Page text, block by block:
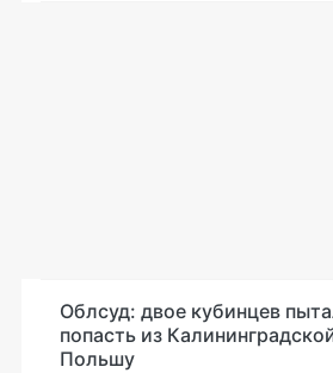
Облсуд: двое кубинцев
попасть из
Польшу